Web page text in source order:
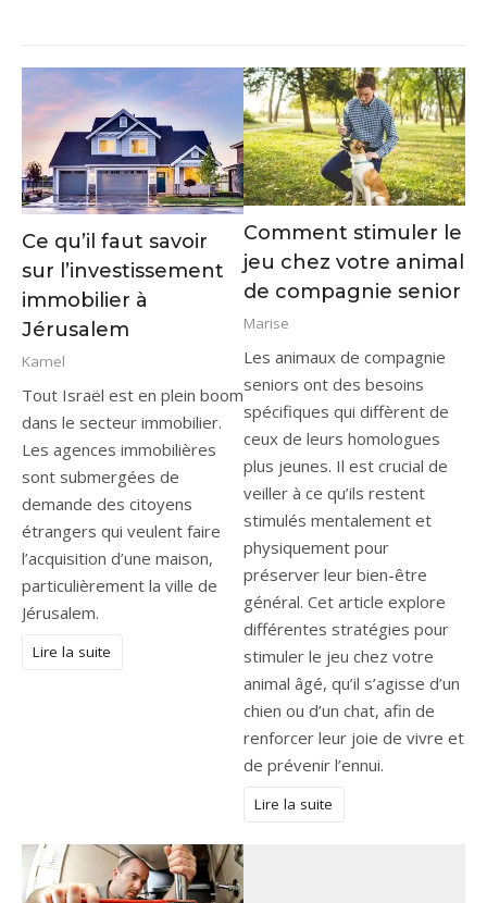
Ce qu’il faut savoir
sur l’investissement
immobilier à
Jérusalem
Kamel
Tout Israël est en plein boom
dans le secteur immobilier.
Les agences immobilières
sont submergées de
demande des citoyens
étrangers qui veulent faire
l’acquisition d’une maison,
particulièrement la ville de
Jérusalem.
Lire la suite
Comment stimuler le
jeu chez votre animal
de compagnie senior
Marise
Les animaux de compagnie
seniors ont des besoins
spécifiques qui diffèrent de
ceux de leurs homologues
plus jeunes. Il est crucial de
veiller à ce qu’ils restent
stimulés mentalement et
physiquement pour
préserver leur bien-être
général. Cet article explore
différentes stratégies pour
stimuler le jeu chez votre
animal âgé, qu’il s’agisse d’un
chien ou d’un chat, afin de
renforcer leur joie de vivre et
de prévenir l’ennui.
Lire la suite